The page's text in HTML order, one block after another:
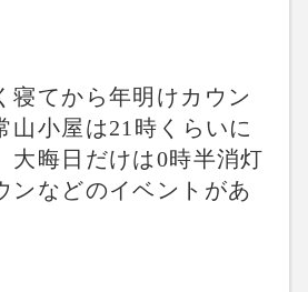
寝てから年明けカウン
山小屋は21時くらいに
大晦日だけは0時半消灯
ンなどのイベントがあ